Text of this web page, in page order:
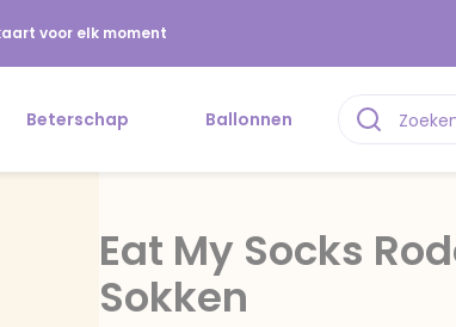
voor elk moment
Beterschap Ballonnen
Eat My Socks
Sokken